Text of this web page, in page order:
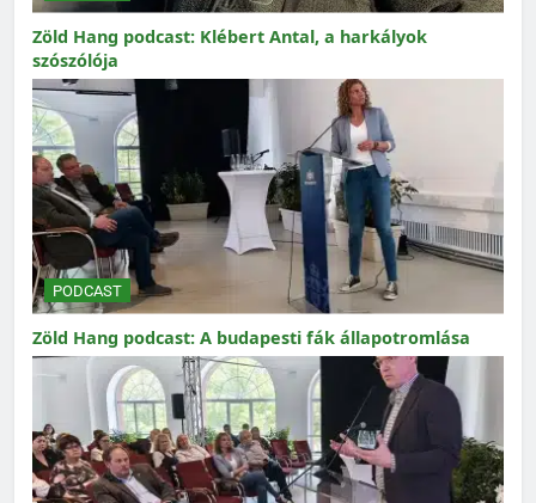
Zöld Hang podcast: Klébert Antal, a harkályok
szószólója
PODCAST
Zöld Hang podcast: A budapesti fák állapotromlása